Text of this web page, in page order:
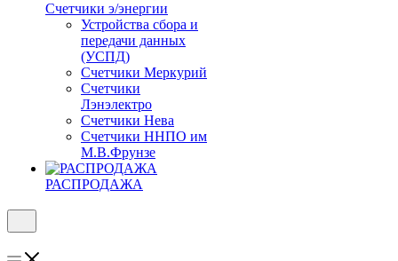
Счетчики э/энергии
Устройства сбора и
передачи данных
(УСПД)
Счетчики Меркурий
Счетчики
Лэнэлектро
Счетчики Нева
Счетчики ННПО им
М.В.Фрунзе
РАСПРОДАЖА